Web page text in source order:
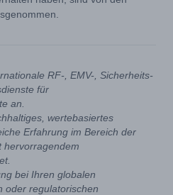
RF-, EMV-, Sicherheits-
für
an.
wertebasiertes
Erfahrung im Bereich der
hervorragendem
bei Ihren globalen
oder regulatorischen